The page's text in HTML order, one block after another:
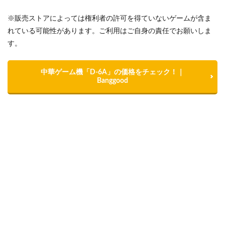
※販売ストアによっては権利者の許可を得ていないゲームが含ま
れている可能性があります。ご利用はご自身の責任でお願いしま
す。
中華ゲーム機「D-6A」の価格をチェック！｜
Banggood